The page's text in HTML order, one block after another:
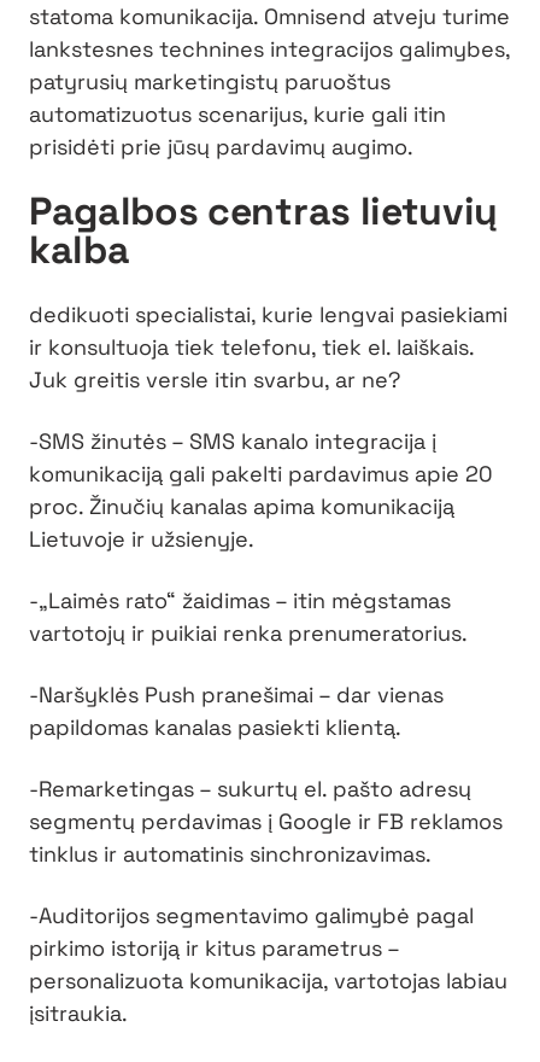
statoma komunikacija. Omnisend atveju turime
lankstesnes technines integracijos galimybes,
patyrusių marketingistų paruoštus
automatizuotus scenarijus, kurie gali itin
prisidėti prie jūsų pardavimų augimo.
Pagalbos centras lietuvių
kalba
dedikuoti specialistai, kurie lengvai pasiekiami
ir konsultuoja tiek telefonu, tiek el. laiškais.
Juk greitis versle itin svarbu, ar ne?
-SMS žinutės – SMS kanalo integracija į
komunikaciją gali pakelti pardavimus apie 20
proc. Žinučių kanalas apima komunikaciją
Lietuvoje ir užsienyje.
-„Laimės rato“ žaidimas – itin mėgstamas
vartotojų ir puikiai renka prenumeratorius.
-Naršyklės Push pranešimai – dar vienas
papildomas kanalas pasiekti klientą.
-Remarketingas – sukurtų el. pašto adresų
segmentų perdavimas į Google ir FB reklamos
tinklus ir automatinis sinchronizavimas.
-Auditorijos segmentavimo galimybė pagal
pirkimo istoriją ir kitus parametrus –
personalizuota komunikacija, vartotojas labiau
įsitraukia.